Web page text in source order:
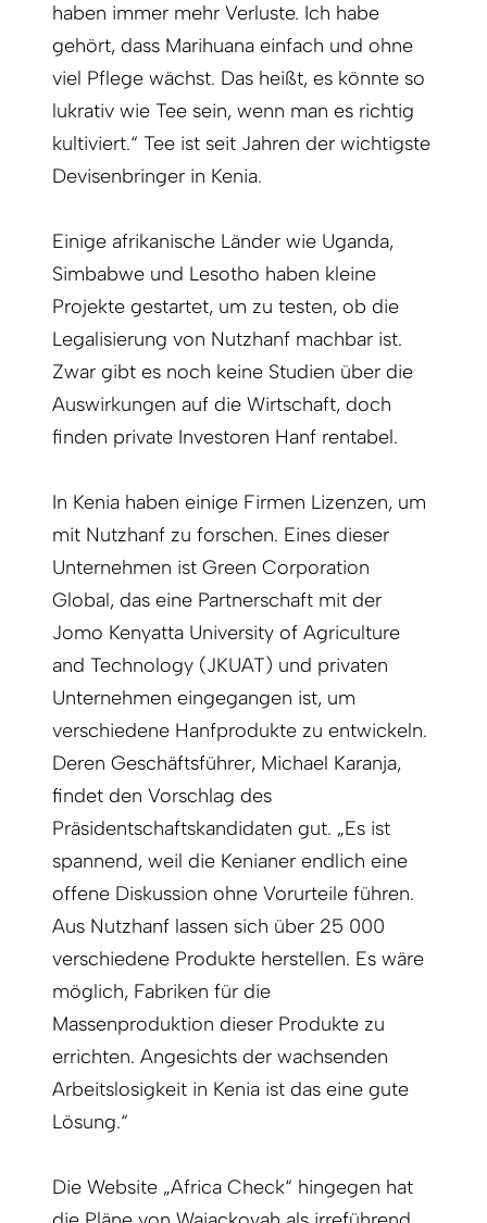
haben immer mehr Verluste. Ich habe
gehört, dass Marihuana einfach und ohne
viel Pflege wächst. Das heißt, es könnte so
lukrativ wie Tee sein, wenn man es richtig
kultiviert.“ Tee ist seit Jahren der wichtigste
Devisenbringer in Kenia.
Einige afrikanische Länder wie Uganda,
Simbabwe und Lesotho haben kleine
Projekte gestartet, um zu testen, ob die
Legalisierung von Nutzhanf machbar ist.
Zwar gibt es noch keine Studien über die
Auswirkungen auf die Wirtschaft, doch
finden private Investoren Hanf rentabel.
In Kenia haben einige Firmen Lizenzen, um
mit Nutzhanf zu forschen. Eines dieser
Unternehmen ist Green Corporation
Global, das eine Partnerschaft mit der
Jomo Kenyatta University of Agriculture
and Technology (JKUAT) und privaten
Unternehmen eingegangen ist, um
verschiedene Hanfprodukte zu entwickeln.
Deren Geschäftsführer, Michael Karanja,
findet den Vorschlag des
Präsidentschaftskandidaten gut. „Es ist
spannend, weil die Kenianer endlich eine
offene Diskussion ohne Vorurteile führen.
Aus Nutzhanf lassen sich über 25 000
verschiedene Produkte herstellen. Es wäre
möglich, Fabriken für die
Massenproduktion dieser Produkte zu
errichten. Angesichts der wachsenden
Arbeitslosigkeit in Kenia ist das eine gute
Lösung.“
Die Website „Africa Check“ hingegen hat